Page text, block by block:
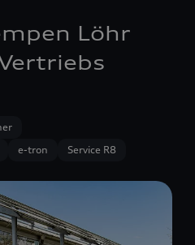
Löhr
e-tron Service R8